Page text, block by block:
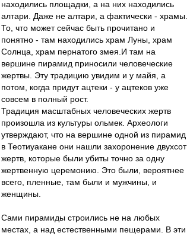
находились площадки, а на них находились
алтари. Даже не алтари, а фактически - храмы.
То, что может сейчас быть прочитано и
понятно - там находились храм Луны, храм
Солнца, храм пернатого змея.И там на
вершине пирамид приносили человеческие
жертвы. Эту традицию увидим и у майя, а
потом, когда придут ацтеки - у ацтеков уже
совсем в полный рост.
Традиция масштабных человеческих жертв
произошла из культуры ольмек. Археологи
утверждают, что на вершине одной из пирамид
в Теотиуакане они нашли захоронение двухсот
жертв, которые были убиты точно за одну
жертвенную церемонию. Это были, вероятнее
всего, пленные, там были и мужчины, и
женщины.
Сами пирамиды строились не на любых
местах, а над естественными пещерами. В эти